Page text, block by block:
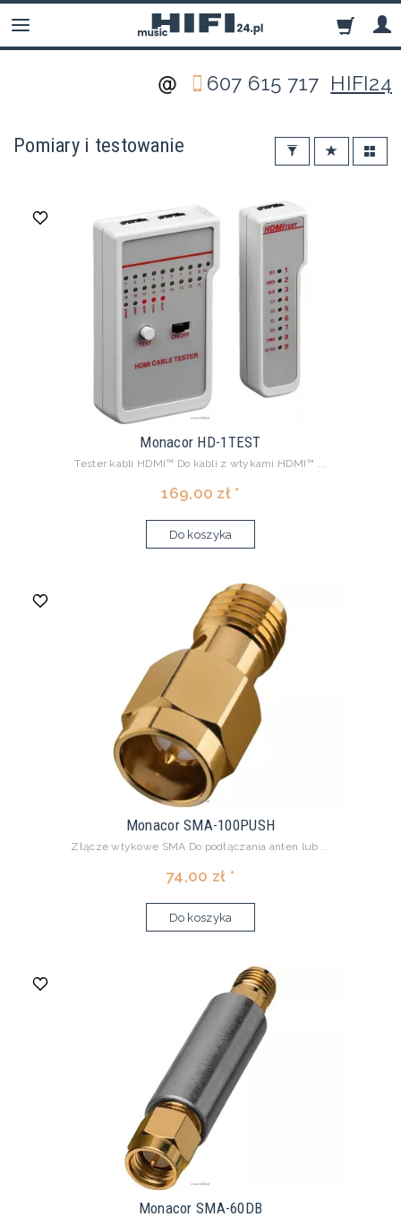
607 615 717 HIFI24
Pomiary i testowanie
Monacor HD-1TEST
Tester kabli HDMI™ Do kabli z wtykami HDMI™ ...
169,00 zł *
Do koszyka
Monacor SMA-100PUSH
Złącze wtykowe SMA Do podłączania anten lub ...
74,00 zł *
Do koszyka
Monacor SMA-60DB